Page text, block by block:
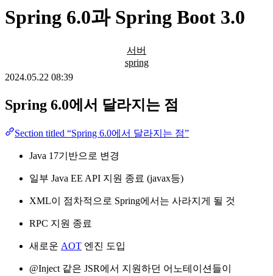
Spring 6.0과 Spring Boot 3.0
서버
spring
2024.05.22 08:39
Spring 6.0에서 달라지는 점
Section titled “Spring 6.0에서 달라지는 점”
Java 17기반으로 변경
일부 Java EE API 지원 종료 (javax등)
XML이 점차적으로 Spring에서는 사라지게 될 것
RPC 지원 종료
새로운 AOT 엔진 도입
@Inject 같은 JSR에서 지원하던 어노테이션들이